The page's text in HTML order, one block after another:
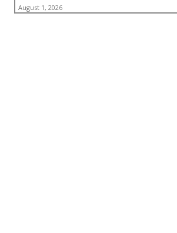
August 1, 2026